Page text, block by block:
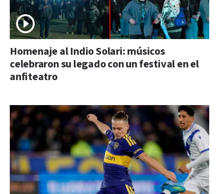
Homenaje al Indio Solari: músicos
celebraron su legado con un festival en el
anfiteatro